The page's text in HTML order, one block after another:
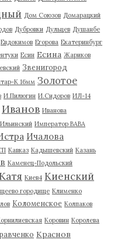
Дом Союзов Домарацкий
Дубровки Дульцев Душанбе
Евдокимов Егорова Екатеринбург
Есин Есина Жариков
Звенигород
К 16мм Золотое
И.Пилюгин И.Сидоров ИЛ-14
Иванов Иванова
Ильинский Император ВАВА
Ичалова
Кавказ Кадышевский Казань
Каменец-Подольский
Киев4 Киенский
городище Клименко
Коломенское Колпаков
Коровин Королева
Краснов